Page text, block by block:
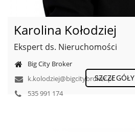
Karolina Kołodziej
Ekspert ds. Nieruchomości
Big City Broker
k.kolodziej@bigcitybroker.pl
535 991 174
SZCZEGÓŁY